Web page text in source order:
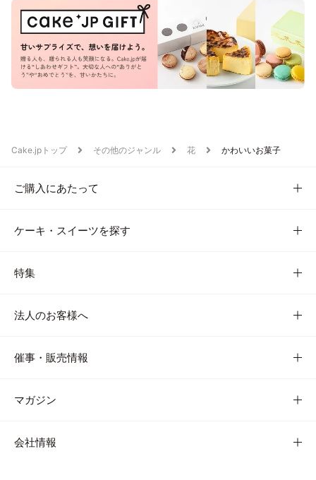
Cake.jpトップ その他のジャンル 花 かわいいお菓子
ご購入にあたって
ケーキ・スイーツを探す
特集
法人のお客様へ
催事・販売情報
マガジン
会社情報